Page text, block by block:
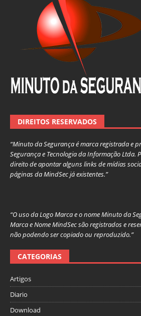
DIREITOS RESERVADOS
“Minuto da Segurança é marca registrada e
Segurança e Tecnologia da Informação Ltda.
direito de apontar alguns links de mídias
páginas da MindSec já existentes.”
“O uso da Logo Marca e o nome Minuto da
Marca e Nome MindSec são registrados e
não podendo ser copiado ou reproduzido.”
CATEGORIAS
Artigos
Diario
Download